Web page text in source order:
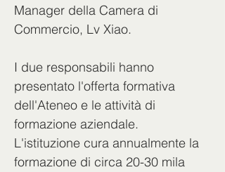
Manager della Camera di
Commercio, Lv Xiao.
I due responsabili hanno
presentato l'offerta formativa
dell'Ateneo e le attività di
formazione aziendale.
L'istituzione cura annualmente la
formazione di circa 20-30 mila